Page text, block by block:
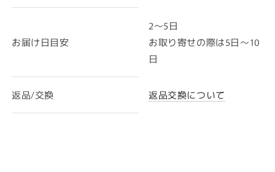
お届け日目安
2〜5日
お取り寄せの際は5日～10
日
返品/交換 返品交換について